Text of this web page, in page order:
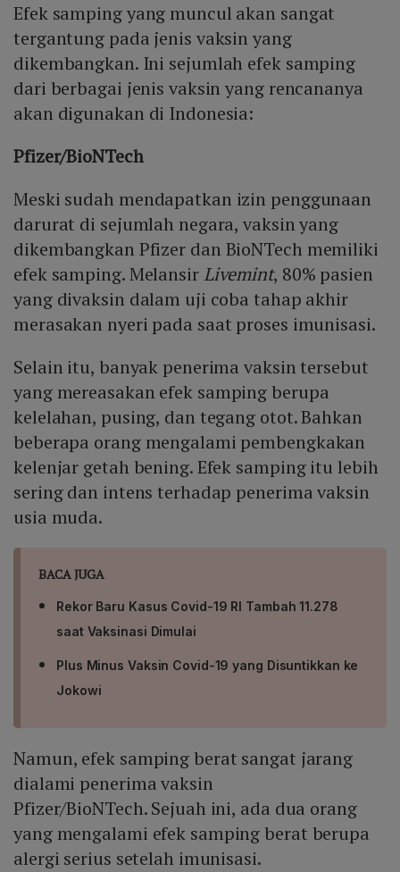
Efek samping yang muncul akan sangat
tergantung pada jenis vaksin yang
dikembangkan. Ini sejumlah efek samping
dari berbagai jenis vaksin yang rencananya
akan digunakan di Indonesia:
Pfizer/BioNTech
Meski sudah mendapatkan izin penggunaan
darurat di sejumlah negara, vaksin yang
dikembangkan Pfizer dan BioNTech memiliki
efek samping. Melansir Livemint, 80% pasien
yang divaksin dalam uji coba tahap akhir
merasakan nyeri pada saat proses imunisasi.
Selain itu, banyak penerima vaksin tersebut
yang mereasakan efek samping berupa
kelelahan, pusing, dan tegang otot. Bahkan
beberapa orang mengalami pembengkakan
kelenjar getah bening. Efek samping itu lebih
sering dan intens terhadap penerima vaksin
usia muda.
BACA JUGA
Rekor Baru Kasus Covid-19 RI Tambah 11.278
saat Vaksinasi Dimulai
Plus Minus Vaksin Covid-19 yang Disuntikkan ke
Jokowi
Namun, efek samping berat sangat jarang
dialami penerima vaksin
Pfizer/BioNTech. Sejuah ini, ada dua orang
yang mengalami efek samping berat berupa
alergi serius setelah imunisasi.